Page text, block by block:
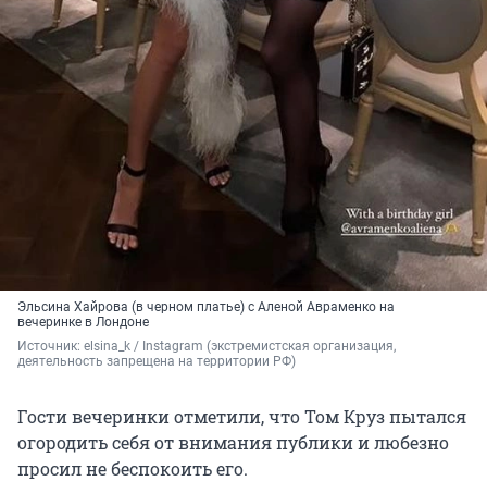
Эльсина Хайрова (в черном платье) с Аленой Авраменко на
вечеринке в Лондоне
Источник: elsina_k / Instagram (экстремистская организация,
деятельность запрещена на территории РФ)
Гости вечеринки отметили, что Том Круз пытался
огородить себя от внимания публики и любезно
просил не беспокоить его.